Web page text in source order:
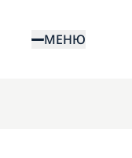
основномуМЕНЮ